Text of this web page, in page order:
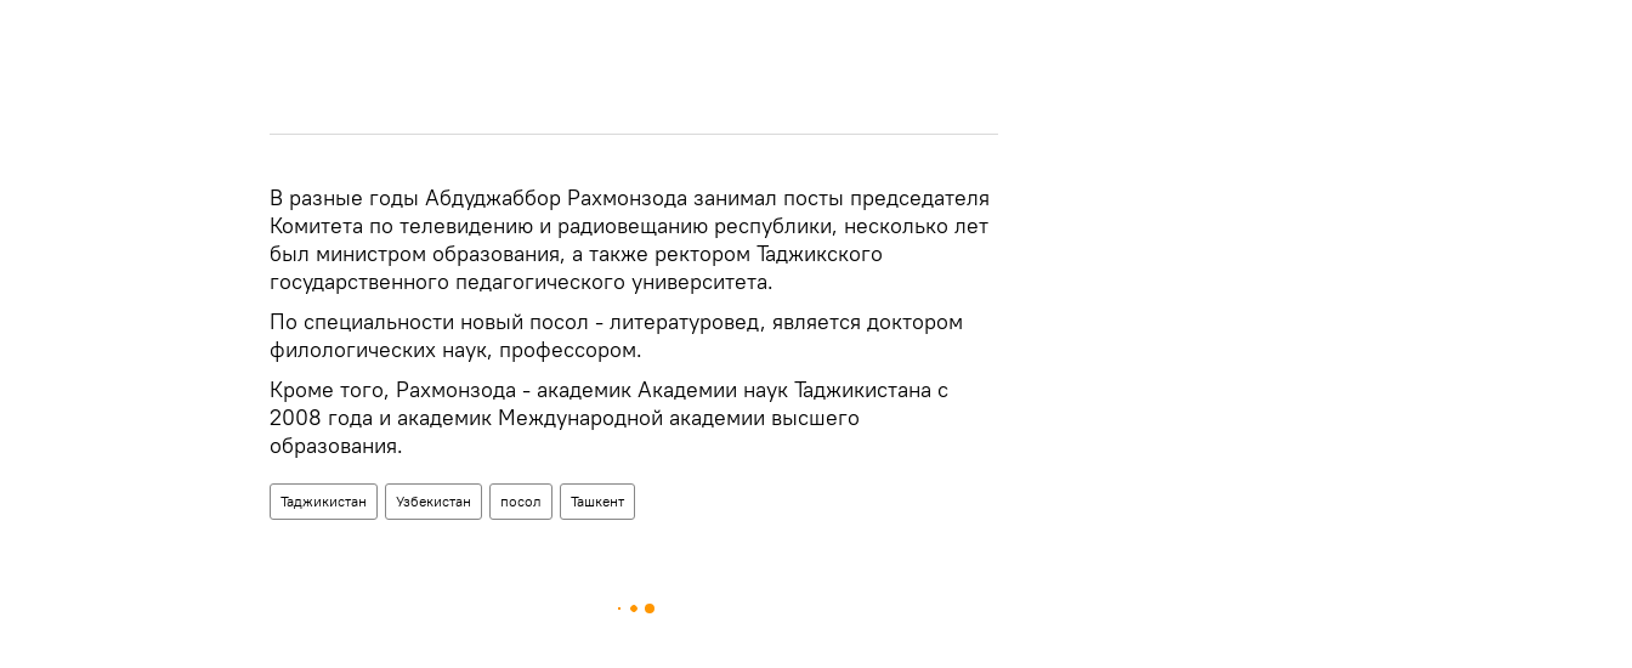
В разные годы Абдуджаббор Рахмонзода занимал посты председателя
Комитета по телевидению и радиовещанию республики, несколько лет
был министром образования, а также ректором Таджикского
государственного педагогического университета.
По специальности новый посол - литературовед, является доктором
филологических наук, профессором.
Кроме того, Рахмонзода - академик Академии наук Таджикистана с
2008 года и академик Международной академии высшего
образования.
Таджикистан Узбекистан посол Ташкент